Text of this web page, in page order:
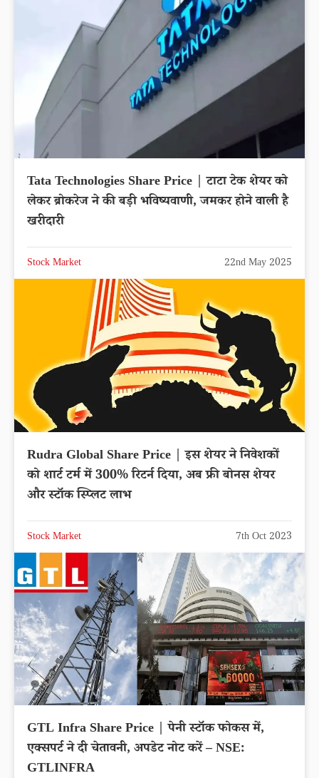
Tata Technologies Share Price | टाटा टेक शेयर को
लेकर ब्रोकरेज ने की बड़ी भविष्यवाणी, जमकर होने वाली है
खरीदारी
Stock Market 22nd May 2025
Rudra Global Share Price | इस शेयर ने निवेशकों
को शार्ट टर्म में 300% रिटर्न दिया, अब फ्री बोनस शेयर
और स्टॉक स्प्लिट लाभ
Stock Market 7th Oct 2023
GTL Infra Share Price | पेनी स्टॉक फोकस में,
एक्सपर्ट ने दी चेतावनी, अपडेट नोट करें – NSE:
GTLINFRA